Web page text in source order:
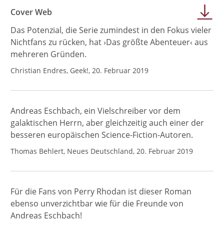
Cover Web
Das Potenzial, die Serie zumindest in den Fokus vieler
Nichtfans zu rücken, hat ›Das größte Abenteuer‹ aus
mehreren Gründen.
Christian Endres, Geek!, 20. Februar 2019
Andreas Eschbach, ein Vielschreiber vor dem
galaktischen Herrn, aber gleichzeitig auch einer der
besseren europäischen Science-Fiction-Autoren.
Thomas Behlert, Neues Deutschland, 20. Februar 2019
Für die Fans von Perry Rhodan ist dieser Roman
ebenso unverzichtbar wie für die Freunde von
Andreas Eschbach!